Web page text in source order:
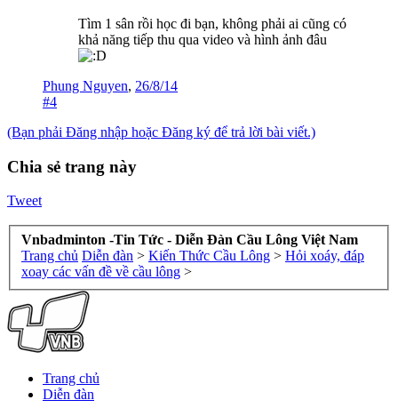
Tìm 1 sân rồi học đi bạn, không phải ai cũng có
khả năng tiếp thu qua video và hình ảnh đâu
Phung Nguyen, 26/8/14
#4
(Bạn phải Đăng nhập hoặc Đăng ký để trả lời bài viết.)
Chia sẻ trang này
Tweet
Vnbadminton -Tin Tức - Diễn Đàn Cầu Lông Việt Nam
Trang chủ Diễn đàn > Kiến Thức Cầu Lông > Hỏi xoáy, đáp
xoay các vấn đề về cầu lông >
Trang chủ
Diễn đàn